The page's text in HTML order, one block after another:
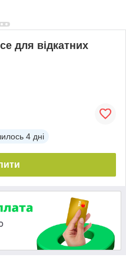
для відкатних
4 дні